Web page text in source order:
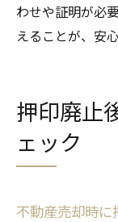
わせや証明が必
えることが、安
押印廃止
ェック
不動産売却時に